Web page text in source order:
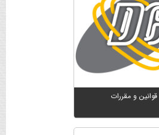
قوانین و مقررات